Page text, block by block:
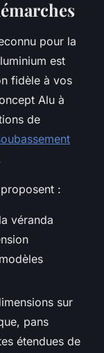
pour la
est
fidèle à vos
Alu à
de
:
véranda
sur
pans
étendues de